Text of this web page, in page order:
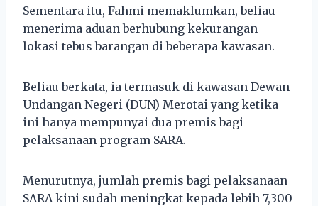
Sementara itu, Fahmi memaklumkan, beliau
menerima aduan berhubung kekurangan
lokasi tebus barangan di beberapa kawasan.
Beliau berkata, ia termasuk di kawasan Dewan
Undangan Negeri (DUN) Merotai yang ketika
ini hanya mempunyai dua premis bagi
pelaksanaan program SARA.
Menurutnya, jumlah premis bagi pelaksanaan
SARA kini sudah meningkat kepada lebih 7,300